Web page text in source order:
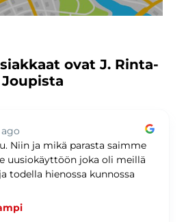
ovat J. Rinta-
Joupista
Niin ja mikä parasta saimme
uusiokäyttöön joka oli meillä
todella hienossa kunnossa